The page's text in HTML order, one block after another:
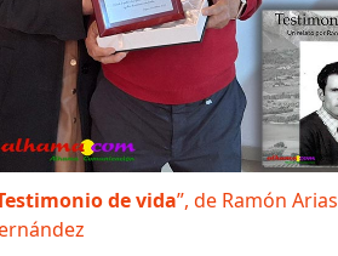
de vida”, de Ramón Arias